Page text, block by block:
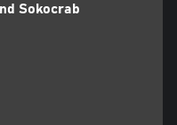
Sokocrab